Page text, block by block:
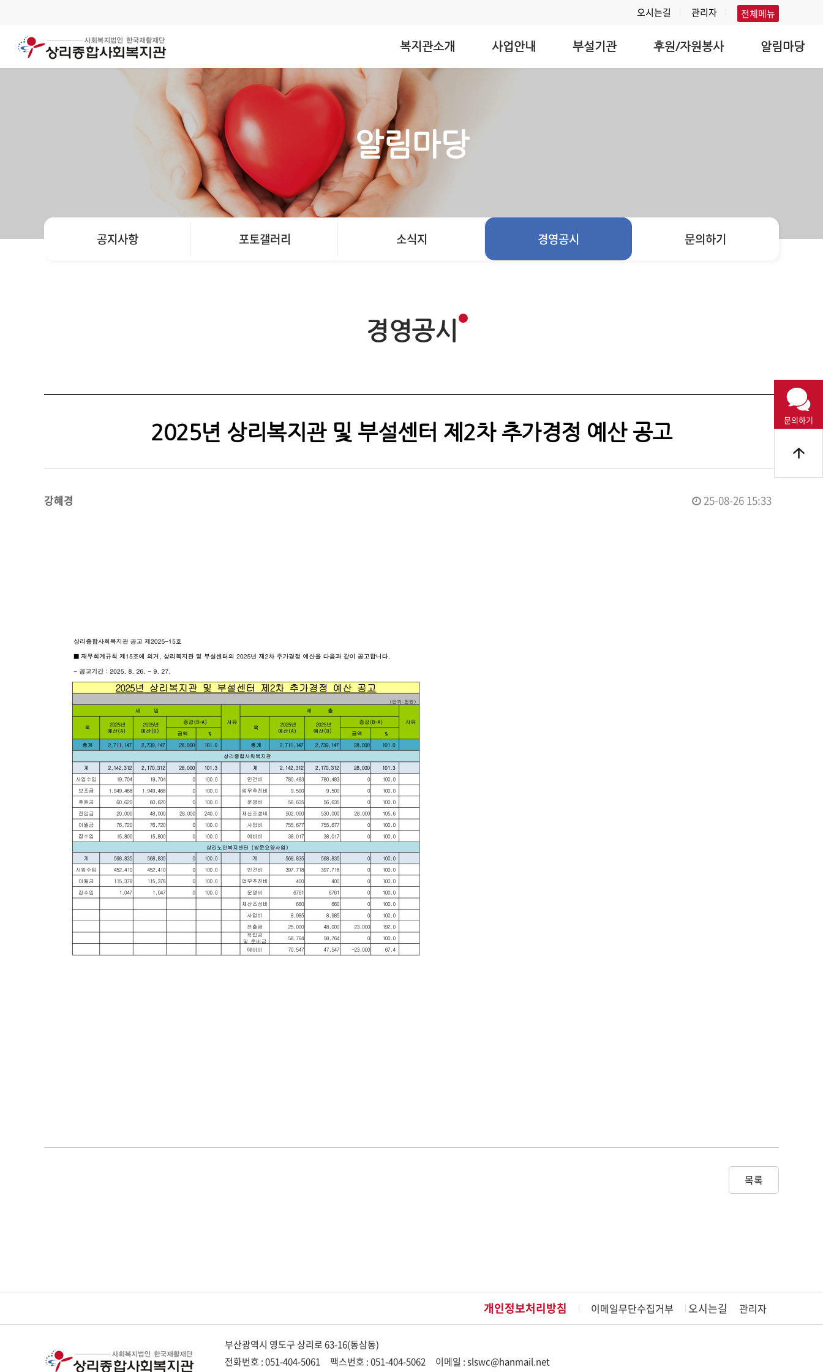
오시는길 관리자 전체메뉴
복지관소개 사업안내 부설기관 후원/자원봉사 알림마당
알림마당
공지사항 포토갤러리 소식지 경영공시 문의하기
경영공시
2025년 상리복지관 및 부설센터 제2차 추가경정 예산 공고
강혜경 25-08-26 15:33
목록
개인정보처리방침 이메일무단수집거부 오시는길 관리자
부산광역시 영도구 상리로 63-16(동삼동)
전화번호 : 051-404-5061
팩스번호 : 051-404-5062
이메일 : slswc@hanmail.net
문의하기